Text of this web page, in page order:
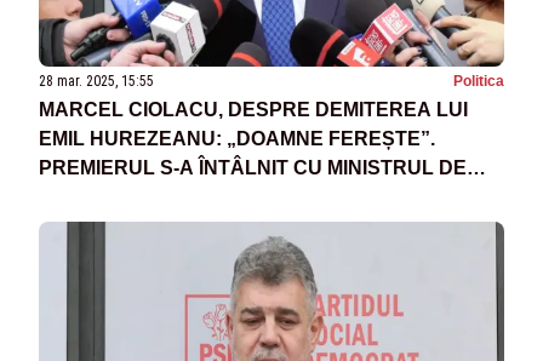
28 mar. 2025, 15:55 Politica
MARCEL CIOLACU, DESPRE DEMITEREA LUI
EMIL HUREZEANU: „DOAMNE FEREȘTE”.
PREMIERUL S-A ÎNTÂLNIT CU MINISTRUL DE